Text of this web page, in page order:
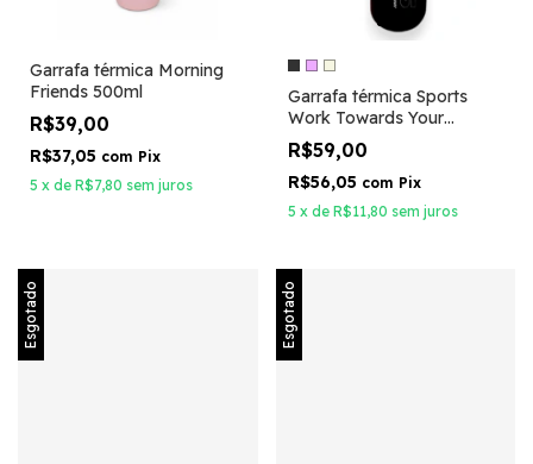
Garrafa térmica Morning
Friends 500ml
R$39,00
R$37,05 com Pix
5 x de R$7,80 sem juros
Garrafa térmica Sports
Work Towards Your
Fitness Goals 600ml
R$59,00
R$56,05 com Pix
5 x de R$11,80 sem juros
Esgotado Esgotado